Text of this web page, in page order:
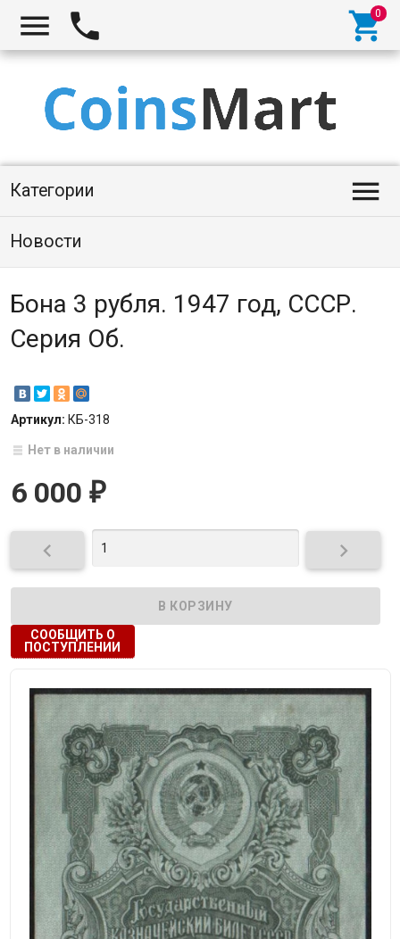
  
Категории 
Новости
Бона 3 рубля. 1947 год, СССР.
Серия Об.
Артикул: КБ-318
Нет в наличии
6 000 ₽
 
СООБЩИТЬ О
ПОСТУПЛЕНИИ